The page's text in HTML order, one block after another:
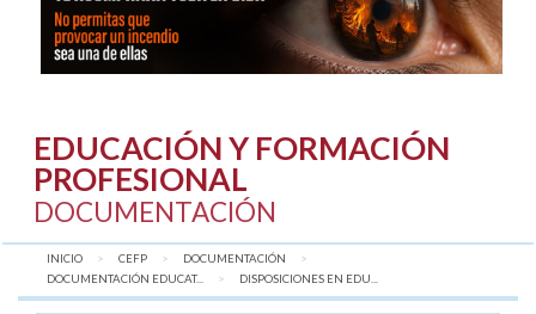
EDUCACIÓN Y FORMACIÓN
PROFESIONAL
DOCUMENTACIÓN
INICIO CEFP
DOCUMENTACIÓN
DOCUMENTACIÓN EDUCAT...
AQUÍ:
DISPOSICIONES EN EDU...